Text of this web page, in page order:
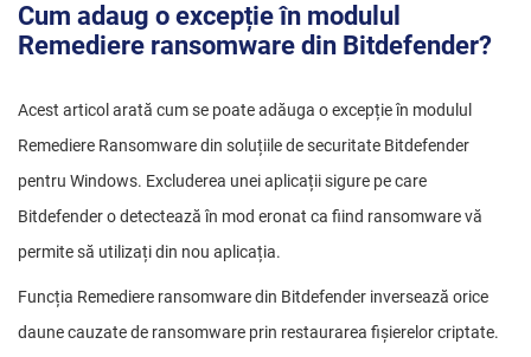
Cum adaug o excepție în modulul
Remediere ransomware din Bitdefender?
Acest articol arată cum se poate adăuga o excepție în modulul
Remediere Ransomware din soluțiile de securitate Bitdefender
pentru Windows. Excluderea unei aplicații sigure pe care
Bitdefender o detectează în mod eronat ca fiind ransomware vă
permite să utilizați din nou aplicația.
Funcția Remediere ransomware din Bitdefender inversează orice
daune cauzate de ransomware prin restaurarea fișierelor criptate.